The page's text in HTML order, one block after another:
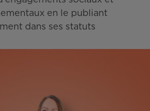
en le publiant
dans ses statuts